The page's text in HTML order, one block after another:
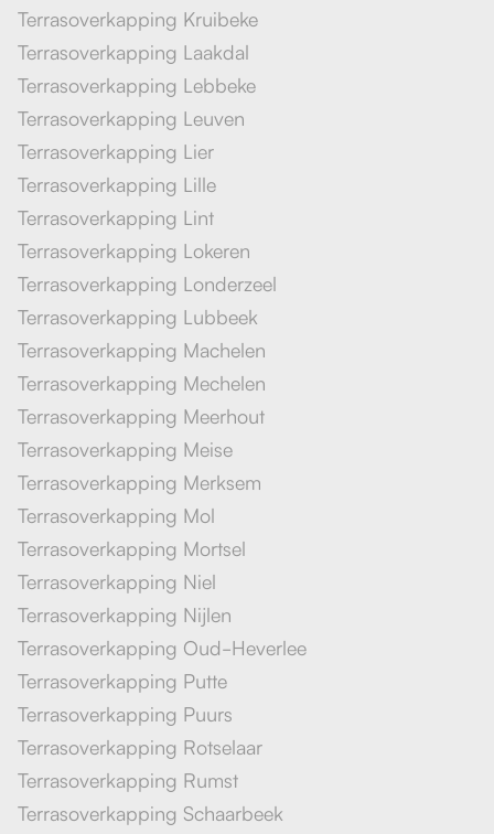
Terrasoverkapping Kruibeke
Terrasoverkapping Laakdal
Terrasoverkapping Lebbeke
Terrasoverkapping Leuven
Terrasoverkapping Lier
Terrasoverkapping Lille
Terrasoverkapping Lint
Terrasoverkapping Lokeren
Terrasoverkapping Londerzeel
Terrasoverkapping Lubbeek
Terrasoverkapping Machelen
Terrasoverkapping Mechelen
Terrasoverkapping Meerhout
Terrasoverkapping Meise
Terrasoverkapping Merksem
Terrasoverkapping Mol
Terrasoverkapping Mortsel
Terrasoverkapping Niel
Terrasoverkapping Nijlen
Terrasoverkapping Oud-Heverlee
Terrasoverkapping Putte
Terrasoverkapping Puurs
Terrasoverkapping Rotselaar
Terrasoverkapping Rumst
Terrasoverkapping Schaarbeek